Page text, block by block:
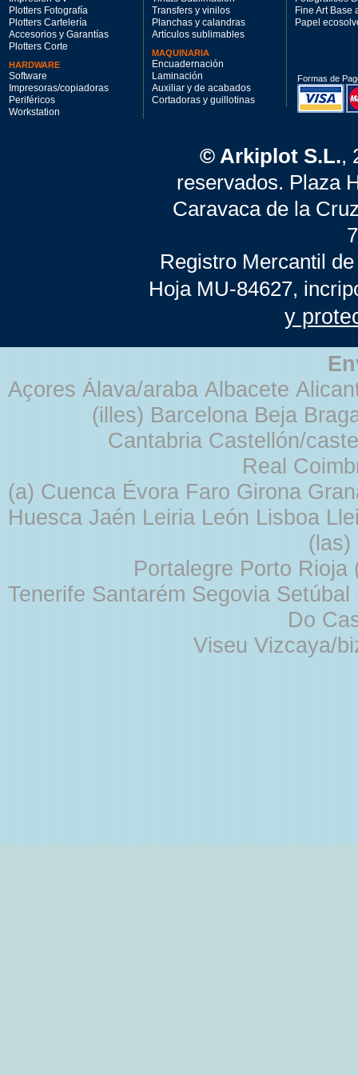
Plotters Fotografía
Plotters Cartelería
Accesorios y Garantías
Plotters Corte
HARDWARE
Software
Impresoras/copiadoras
Periféricos
Workstation
Transfers y vinilos
Planchas y calandras
Artículos sublimables
MAQUINARIA
Encuadernación
Laminación
Auxiliar y de acabados
Cortadoras y guillotinas
Fine Art Base
Papel
Formas de
© Arkiplot S.L.,
reservados. Plaza
Caravaca de la
Registro Mercantil
Hoja MU-84627,
y
Açores Álava/araba Albacete
(illes) Barcelona Beja
Cantabria Castellón/
Real
(a) Cuenca Évora Faro Girona
Huesca Jaén Leiria León Lisboa
Portalegre Porto
Tenerife Santarém Segovia
Do
Viseu Vizcaya/